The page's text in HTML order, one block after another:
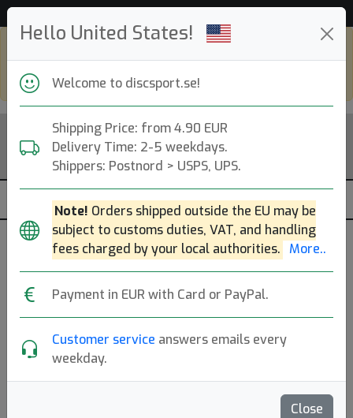
Hello United States!
Welcome to discsport.se!
Shipping Price: from 4.90 EUR
Delivery Time: 2-5 weekdays.
Shippers: Postnord > USPS, UPS.
Note! Orders shipped outside the EU may be
subject to customs duties, VAT, and handling
fees charged by your local authorities. More..
Payment in EUR with Card or PayPal.
Customer service answers emails every
weekday.
Close
go todiscsport.com
Blue